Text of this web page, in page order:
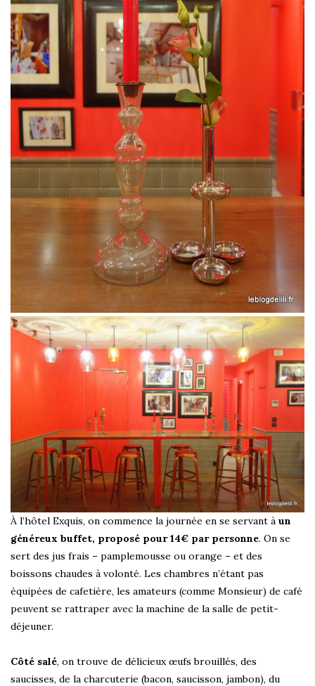
À l’hôtel Exquis, on commence la journée en se servant à un
généreux buffet, proposé pour 14€ par personne. On se
sert des jus frais – pamplemousse ou orange – et des
boissons chaudes à volonté. Les chambres n’étant pas
équipées de cafetière, les amateurs (comme Monsieur) de café
peuvent se rattraper avec la machine de la salle de petit-
déjeuner.
Côté salé, on trouve de délicieux œufs brouillés, des
saucisses, de la charcuterie (bacon, saucisson, jambon), du